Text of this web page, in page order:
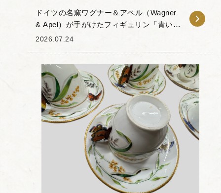
ドイツの名窯ワグナー＆アペル（Wagner
& Apel）が手がけたフィギュリン「青い蝶
と花」をお譲りいただきました。 本作
2026.07.24